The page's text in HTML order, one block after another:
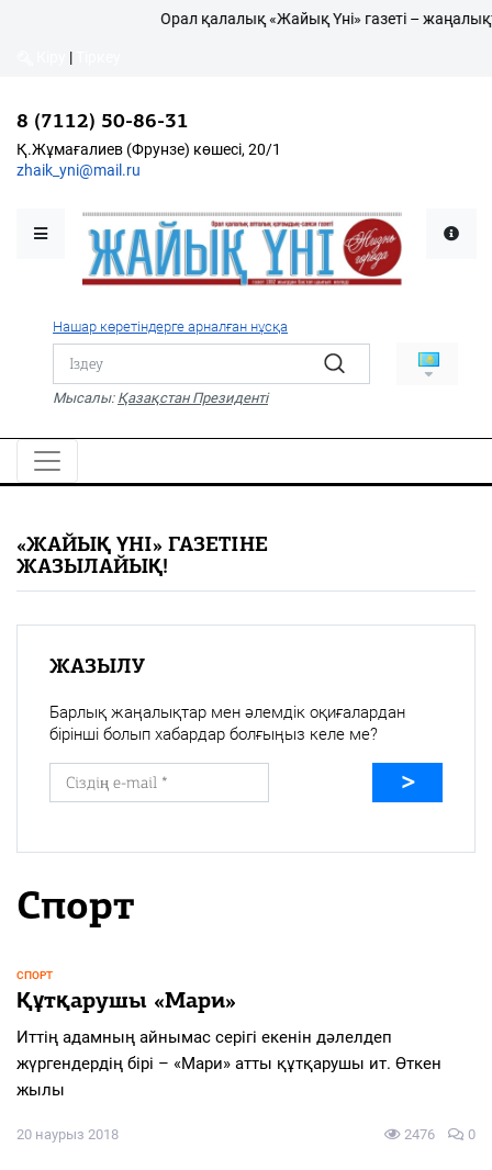
Қалалықтар қаперіне
Қоғам
Дені сау ұлт
Спорт
Жалын
PDF
«Жайық үні» — 33 жыл
Каталог
Орал қалалық «Жайық Үні» газеті –
|
8 (7112) 50-86-31
Қ.Жұмағалиев (Фрунзе) көшесі, 20/1
zhaik_yni@mail.ru
Нашар көретіндерге арналған нұсқа
Мысалы: Қазақстан Президенті
Спорт
СПОРТ
Құтқарушы «Мари»
Иттің адамның айнымас серігі екенін дәлелдеп
жүргендердің бірі – «Мари» атты құтқарушы ит. Өткен
жылы
20 наурыз 2018 2476 0
«ЖАЙЫҚ ҮНІ» ГАЗЕТІНЕ
ЖАЗЫЛАЙЫҚ!
ЖАЗЫЛУ
Барлық жаңалықтар мен әлемдік оқиғалардан
бірінші болып хабардар болғыңыз келе ме?